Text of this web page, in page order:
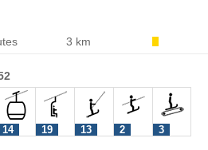
3 km
14 19 13 2 3